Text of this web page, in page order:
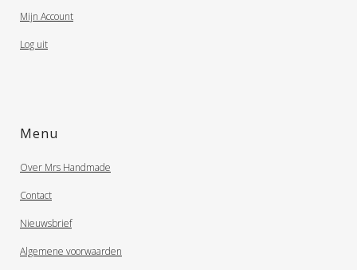
Mijn Account
Log uit
Menu
Over Mrs Handmade
Contact
Nieuwsbrief
Algemene voorwaarden